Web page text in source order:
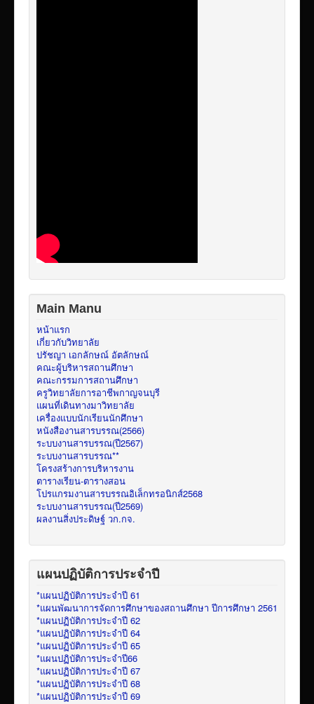
Main Manu
หน้าแรก
เกี่ยวกับวิทยาลัย
ปรัชญา เอกลักษณ์ อัตลักษณ์
คณะผู้บริหารสถานศึกษา
คณะกรรมการสถานศึกษา
ครูวิทยาลัยการอาชีพกาญจนบุรี
แผนที่เดินทางมาวิทยาลัย
เครื่องแบบนักเรียนนักศึกษา
หนังสืองานสารบรรณ(2566)
ระบบงานสารบรรณ(ปี2567)
ระบบงานสารบรรณ**
โครงสร้างการบริหารงาน
ตารางเรียน-ตารางสอน
โปรแกรมงานสารบรรณอิเล็กทรอนิกส์2568
ระบบงานสารบรรณ(ปี2569)
ผลงานสิ่งประดิษฐ์ วก.กจ.
แผนปฏิบัติการประจำปี
*แผนปฏิบัติการประจำปี 61
*แผนพัฒนาการจัดการศึกษาของสถานศึกษา ปีการศึกษา 2561
*แผนปฏิบัติการประจำปี 62
*แผนปฏิบัติการประจำปี 64
*แผนปฏิบัติการประจำปี 65
*แผนปฏิบัติการประจำปี66
*แผนปฏิบัติการประจำปี 67
*แผนปฏิบัติการประจำปี 68
*แผนปฏิบัติการประจำปี 69